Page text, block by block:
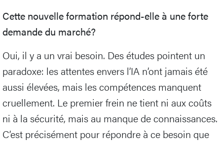
Cette nouvelle formation répond-elle à une forte
demande du marché?
Oui, il y a un vrai besoin. Des études pointent un
paradoxe: les attentes envers l’IA n’ont jamais été
aussi élevées, mais les compétences manquent
cruellement. Le premier frein ne tient ni aux coûts
ni à la sécurité, mais au manque de connaissances.
C’est précisément pour répondre à ce besoin que